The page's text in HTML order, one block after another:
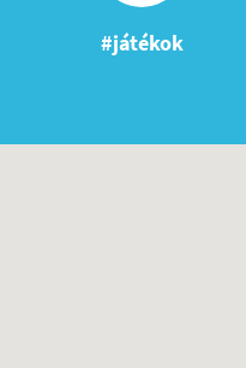
#játékok